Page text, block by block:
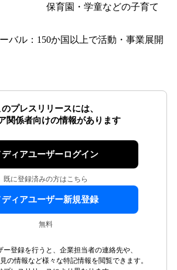
学童などの子育て
か国以上で活動・事業展開
のプレスリリースには、
関係者向けの情報があります
ディアユーザーログイン
既に登録済みの方はこちら
ディアユーザー新規登録
無料
ー登録を行うと、企業担当者の連絡先や、
の情報など様々な特記情報を閲覧できます。